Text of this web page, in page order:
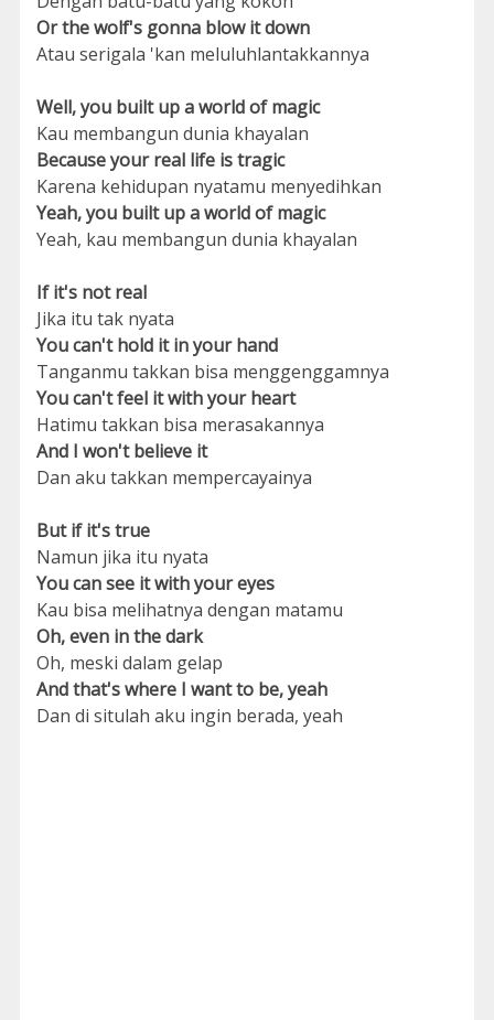
Or the wolf's gonna blow it down
Atau serigala 'kan meluluhlantakkannya
Well, you built up a world of magic
Kau membangun dunia khayalan
Because your real life is tragic
Karena kehidupan nyatamu menyedihkan
Yeah, you built up a world of magic
Yeah, kau membangun dunia khayalan
If it's not real
Jika itu tak nyata
You can't hold it in your hand
Tanganmu takkan bisa menggenggamnya
You can't feel it with your heart
Hatimu takkan bisa merasakannya
And I won't believe it
Dan aku takkan mempercayainya
But if it's true
Namun jika itu nyata
You can see it with your eyes
Kau bisa melihatnya dengan matamu
Oh, even in the dark
Oh, meski dalam gelap
And that's where I want to be, yeah
Dan di situlah aku ingin berada, yeah